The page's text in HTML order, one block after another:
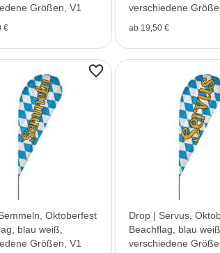
Größen, V1
€
verschiedene
ab 19,50 €
Oktoberfest
blau weiß,
Größen, V1
Drop | Servus,
Beachflag, blau weiß,
verschiedene